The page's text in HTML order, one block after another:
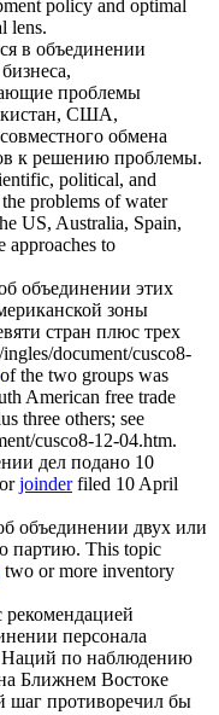
policy and optimal
lens.
в объединении
проблемы
США,
обмена
к решению проблемы.
political, and
the problems of water
US, Australia, Spain,
approaches to
объединении этих
зоны
стран плюс трех
document/cusco8-
the two groups was
American free trade
three others; see
cusco8-12-04.htm.
дел подано 10
joinderfiled 10 April
объединении двух или
партию. This topic
two or more inventory
рекомендацией
персонала
по наблюдению
Ближнем Востоке
противоречил бы